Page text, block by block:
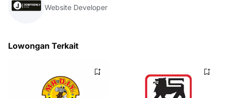
Website Developer
Lowongan Terkait